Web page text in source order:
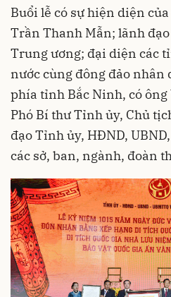
Buổi lễ có sự hiện diện
Trần Thanh Mẫn; lãnh
Trung ương; đại diện các
nước cùng đông đảo nhân
phía tỉnh Bắc Ninh, có ông
Phó Bí thư Tỉnh ủy, Chủ
đạo Tỉnh ủy, HĐND,
các sở, ban, ngành, đoàn